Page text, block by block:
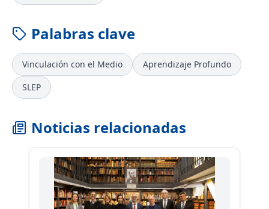
Palabras clave
Vinculación con el Medio
Aprendizaje Profundo
SLEP
Noticias relacionadas